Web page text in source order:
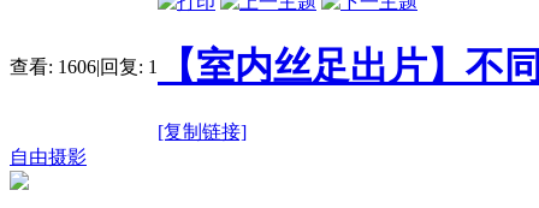
查看: 1606|回复: 1 【室内丝足出片】不
[复制链接]
自由摄影